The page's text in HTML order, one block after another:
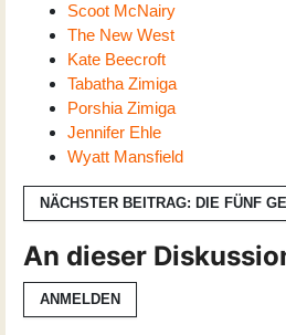
Scoot McNairy
The New West
Kate Beecroft
Tabatha Zimiga
Porshia Zimiga
Jennifer Ehle
Wyatt Mansfield
NÄCHSTER BEITRAG: DIE FÜNF
An dieser
ANMELDEN